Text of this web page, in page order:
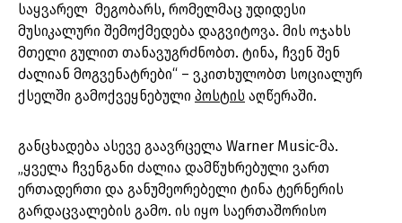
საყვარელ მეგობარს, რომელმაც უდიდესი
მუსიკალური შემოქმედება დაგვიტოვა. მის ოჯახს
მთელი გულით თანავუგრძნობთ. ტინა, ჩვენ შენ
ძალიან მოგვენატრები“ – ვკითხულობთ სოციალურ
ქსელში გამოქვეყნებული პოსტის აღწერაში.
განცხადება ასევე გაავრცელა Warner Music-მა.
„ყველა ჩვენგანი ძალია დამწუხრებული ვართ
ერთადერთი და განუმეორებელი ტინა ტერნერის
გარდაცვალების გამო. ის იყო საერთაშორისო